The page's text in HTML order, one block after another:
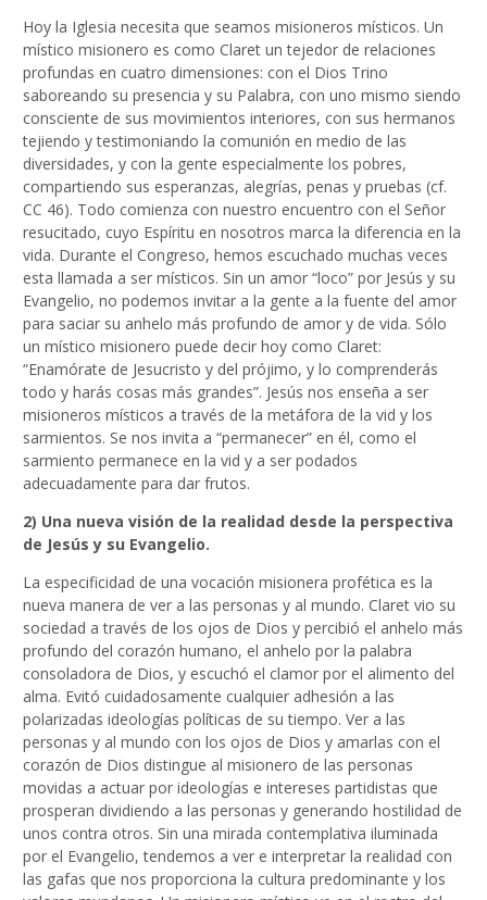
Hoy la Iglesia necesita que seamos misioneros místicos. Un
místico misionero es como Claret un tejedor de relaciones
profundas en cuatro dimensiones: con el Dios Trino
saboreando su presencia y su Palabra, con uno mismo siendo
consciente de sus movimientos interiores, con sus hermanos
tejiendo y testimoniando la comunión en medio de las
diversidades, y con la gente especialmente los pobres,
compartiendo sus esperanzas, alegrías, penas y pruebas (cf.
CC 46). Todo comienza con nuestro encuentro con el Señor
resucitado, cuyo Espíritu en nosotros marca la diferencia en la
vida. Durante el Congreso, hemos escuchado muchas veces
esta llamada a ser místicos. Sin un amor “loco” por Jesús y su
Evangelio, no podemos invitar a la gente a la fuente del amor
para saciar su anhelo más profundo de amor y de vida. Sólo
un místico misionero puede decir hoy como Claret:
“Enamórate de Jesucristo y del prójimo, y lo comprenderás
todo y harás cosas más grandes”. Jesús nos enseña a ser
misioneros místicos a través de la metáfora de la vid y los
sarmientos. Se nos invita a “permanecer” en él, como el
sarmiento permanece en la vid y a ser podados
adecuadamente para dar frutos.
2) Una nueva visión de la realidad desde la perspectiva
de Jesús y su Evangelio.
La especificidad de una vocación misionera profética es la
nueva manera de ver a las personas y al mundo. Claret vio su
sociedad a través de los ojos de Dios y percibió el anhelo más
profundo del corazón humano, el anhelo por la palabra
consoladora de Dios, y escuchó el clamor por el alimento del
alma. Evitó cuidadosamente cualquier adhesión a las
polarizadas ideologías políticas de su tiempo. Ver a las
personas y al mundo con los ojos de Dios y amarlas con el
corazón de Dios distingue al misionero de las personas
movidas a actuar por ideologías e intereses partidistas que
prosperan dividiendo a las personas y generando hostilidad de
unos contra otros. Sin una mirada contemplativa iluminada
por el Evangelio, tendemos a ver e interpretar la realidad con
las gafas que nos proporciona la cultura predominante y los